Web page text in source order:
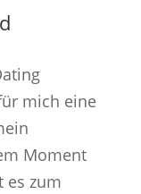
mich eine
Moment
es zum